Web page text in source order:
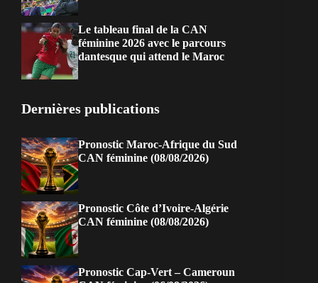
Le tableau final de la CAN
féminine 2026 avec le parcours
dantesque qui attend le Maroc
Dernières publications
Pronostic Maroc-Afrique du Sud
CAN féminine (08/08/2026)
Pronostic Côte d’Ivoire-Algérie
CAN féminine (08/08/2026)
Pronostic Cap-Vert – Cameroun